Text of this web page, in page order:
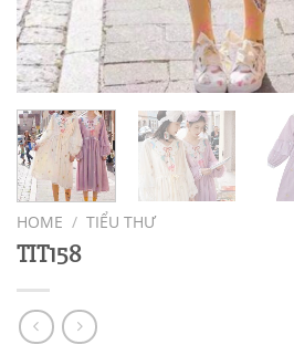
HOME / TIỂU THƯ
TIT158